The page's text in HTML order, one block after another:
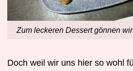
Zum leckeren Dessert gönnen
Doch weil wir uns hier so wohl